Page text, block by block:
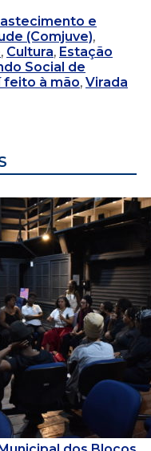
e
(Comjuve),
, Cultura, Estação
Social de
feito à mão, Virada